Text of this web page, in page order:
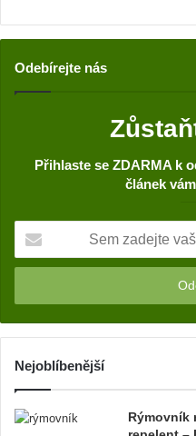
Odebírejte nás
Přihlaste se ZDARMA k
článek
m
a
d
j
v
Nejoblíbenější
Rýmovník